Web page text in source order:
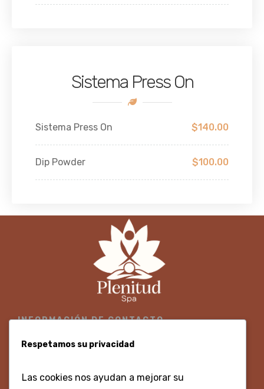
Sistema Press On
Sistema Press On $140.00
Dip Powder $100.00
INFORMACIÓN DE CONTACTO
300 3700860 - 316 8675330
Respetamos su privacidad
Las cookies nos ayudan a mejorar su